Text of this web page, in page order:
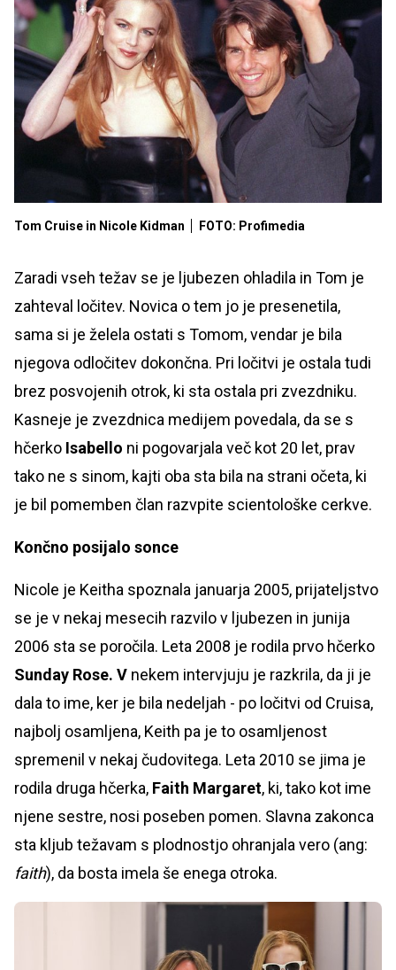
Tom Cruise in Nicole Kidman FOTO: Profimedia
Zaradi vseh težav se je ljubezen ohladila in Tom je
zahteval ločitev. Novica o tem jo je presenetila,
sama si je želela ostati s Tomom, vendar je bila
njegova odločitev dokončna. Pri ločitvi je ostala tudi
brez posvojenih otrok, ki sta ostala pri zvezdniku.
Kasneje je zvezdnica medijem povedala, da se s
hčerko Isabello ni pogovarjala več kot 20 let, prav
tako ne s sinom, kajti oba sta bila na strani očeta, ki
je bil pomemben član razvpite scientološke cerkve.
Končno posijalo sonce
Nicole je Keitha spoznala januarja 2005, prijateljstvo
se je v nekaj mesecih razvilo v ljubezen in junija
2006 sta se poročila. Leta 2008 je rodila prvo hčerko
Sunday Rose. V nekem intervjuju je razkrila, da ji je
dala to ime, ker je bila nedeljah - po ločitvi od Cruisa,
najbolj osamljena, Keith pa je to osamljenost
spremenil v nekaj čudovitega. Leta 2010 se jima je
rodila druga hčerka, Faith Margaret, ki, tako kot ime
njene sestre, nosi poseben pomen. Slavna zakonca
sta kljub težavam s plodnostjo ohranjala vero (ang:
faith), da bosta imela še enega otroka.